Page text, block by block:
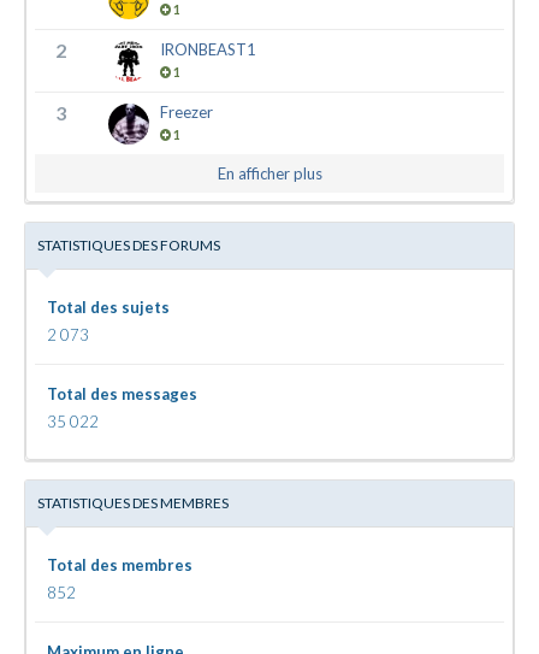
1
2 IRONBEAST1
1
3 Freezer
1
En afficher plus
STATISTIQUES DES FORUMS
Total des sujets
2 073
Total des messages
35 022
STATISTIQUES DES MEMBRES
Total des membres
852